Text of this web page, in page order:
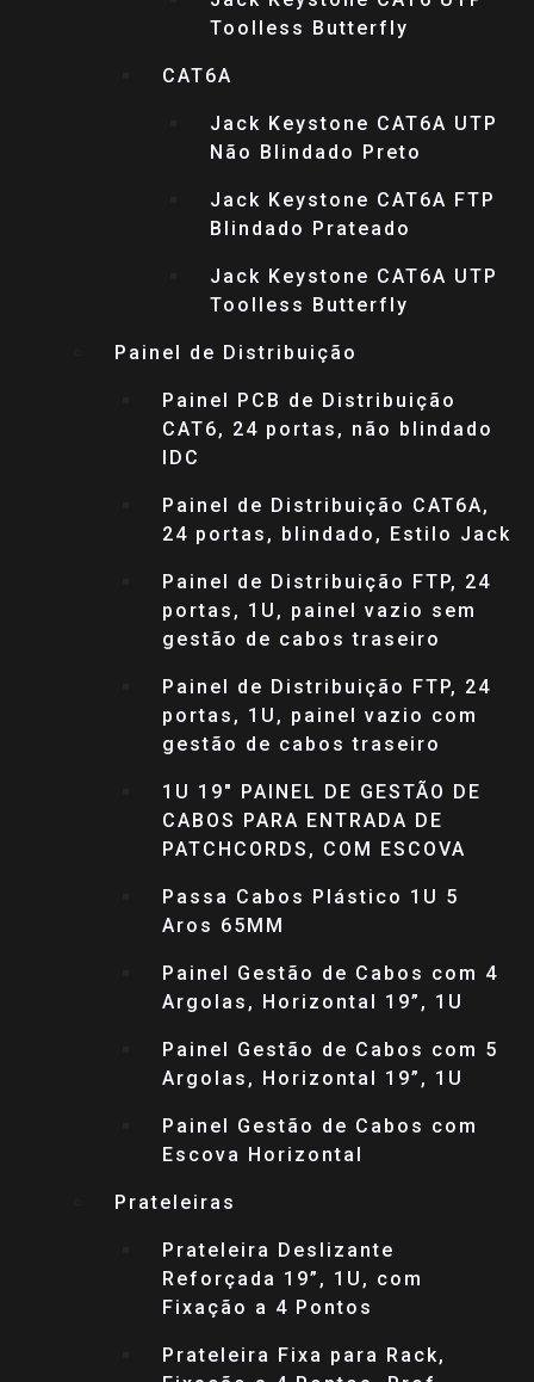
Toolless Butterfly
CAT6A
Jack Keystone CAT6A UTP
Não Blindado Preto
Jack Keystone CAT6A FTP
Blindado Prateado
Jack Keystone CAT6A UTP
Toolless Butterfly
Painel de Distribuição
Painel PCB de Distribuição
CAT6, 24 portas, não blindado
IDC
Painel de Distribuição CAT6A,
24 portas, blindado, Estilo Jack
Painel de Distribuição FTP, 24
portas, 1U, painel vazio sem
gestão de cabos traseiro
Painel de Distribuição FTP, 24
portas, 1U, painel vazio com
gestão de cabos traseiro
1U 19″ PAINEL DE GESTÃO DE
CABOS PARA ENTRADA DE
PATCHCORDS, COM ESCOVA
Passa Cabos Plástico 1U 5
Aros 65MM
Painel Gestão de Cabos com 4
Argolas, Horizontal 19”, 1U
Painel Gestão de Cabos com 5
Argolas, Horizontal 19”, 1U
Painel Gestão de Cabos com
Escova Horizontal
Prateleiras
Prateleira Deslizante
Reforçada 19”, 1U, com
Fixação a 4 Pontos
Prateleira Fixa para Rack,